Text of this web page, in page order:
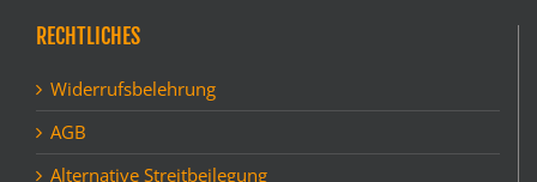
RECHTLICHES
Widerrufsbelehrung
AGB
Alternative Streitbeilegung